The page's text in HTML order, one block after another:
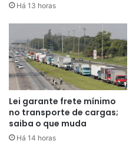
4.400,01 a R$ 8 mil
Para áreas rurais
Faixa rural 1:contempla
anual de até R$ 31.680
Faixa rural 2:atenderá
R$ 31.680,01 a R$ 52.800
Há 13 horas
Lei garante frete mínimo
no transporte de cargas;
saiba o que muda
Há 14 horas